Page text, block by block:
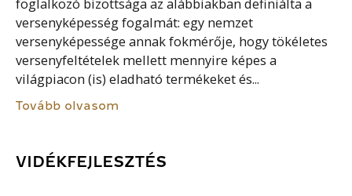
foglalkozó bizottsága az alábbiakban definiálta a
versenyképesség fogalmát: egy nemzet
versenyképessége annak fokmérője, hogy tökéletes
versenyfeltételek mellett mennyire képes a
világpiacon (is) eladható termékeket és...
Tovább olvasom
VIDÉKFEJLESZTÉS